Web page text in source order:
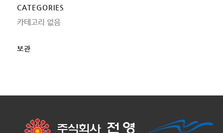
CATEGORIES
카테고리 없음
보관